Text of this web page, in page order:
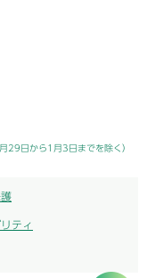
29日から1月3日までを除く）
ティ